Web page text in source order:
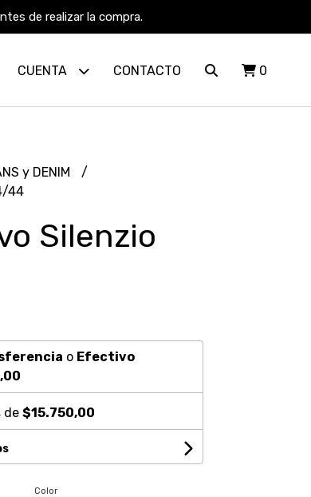
de realizar la compra.
CUENTA CONTACTO 0
y DENIM
44
Silenzio
o Efectivo
de $15.750,00
Color